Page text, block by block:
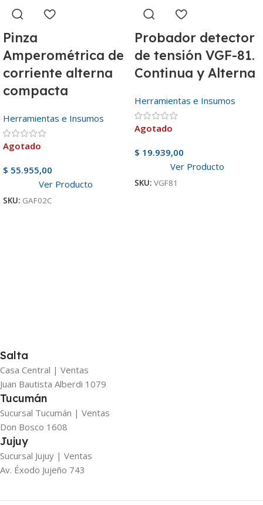
Pinza
Amperométrica de
corriente alterna
compacta
Herramientas e Insumos
Agotado
$ 55.955,00
Ver Producto
SKU: GAF02C
Probador detector
de tensión VGF-81.
Continua y Alterna
Herramientas e Insumos
Agotado
$ 19.939,00
Ver Producto
SKU: VGF81
Salta
Casa Central | Ventas
Juan Bautista Alberdi 1079
Tucumán
Sucursal Tucumán | Ventas
Don Bosco 1608
Jujuy
Sucursal Jujuy | Ventas
Av. Éxodo Jujeño 743